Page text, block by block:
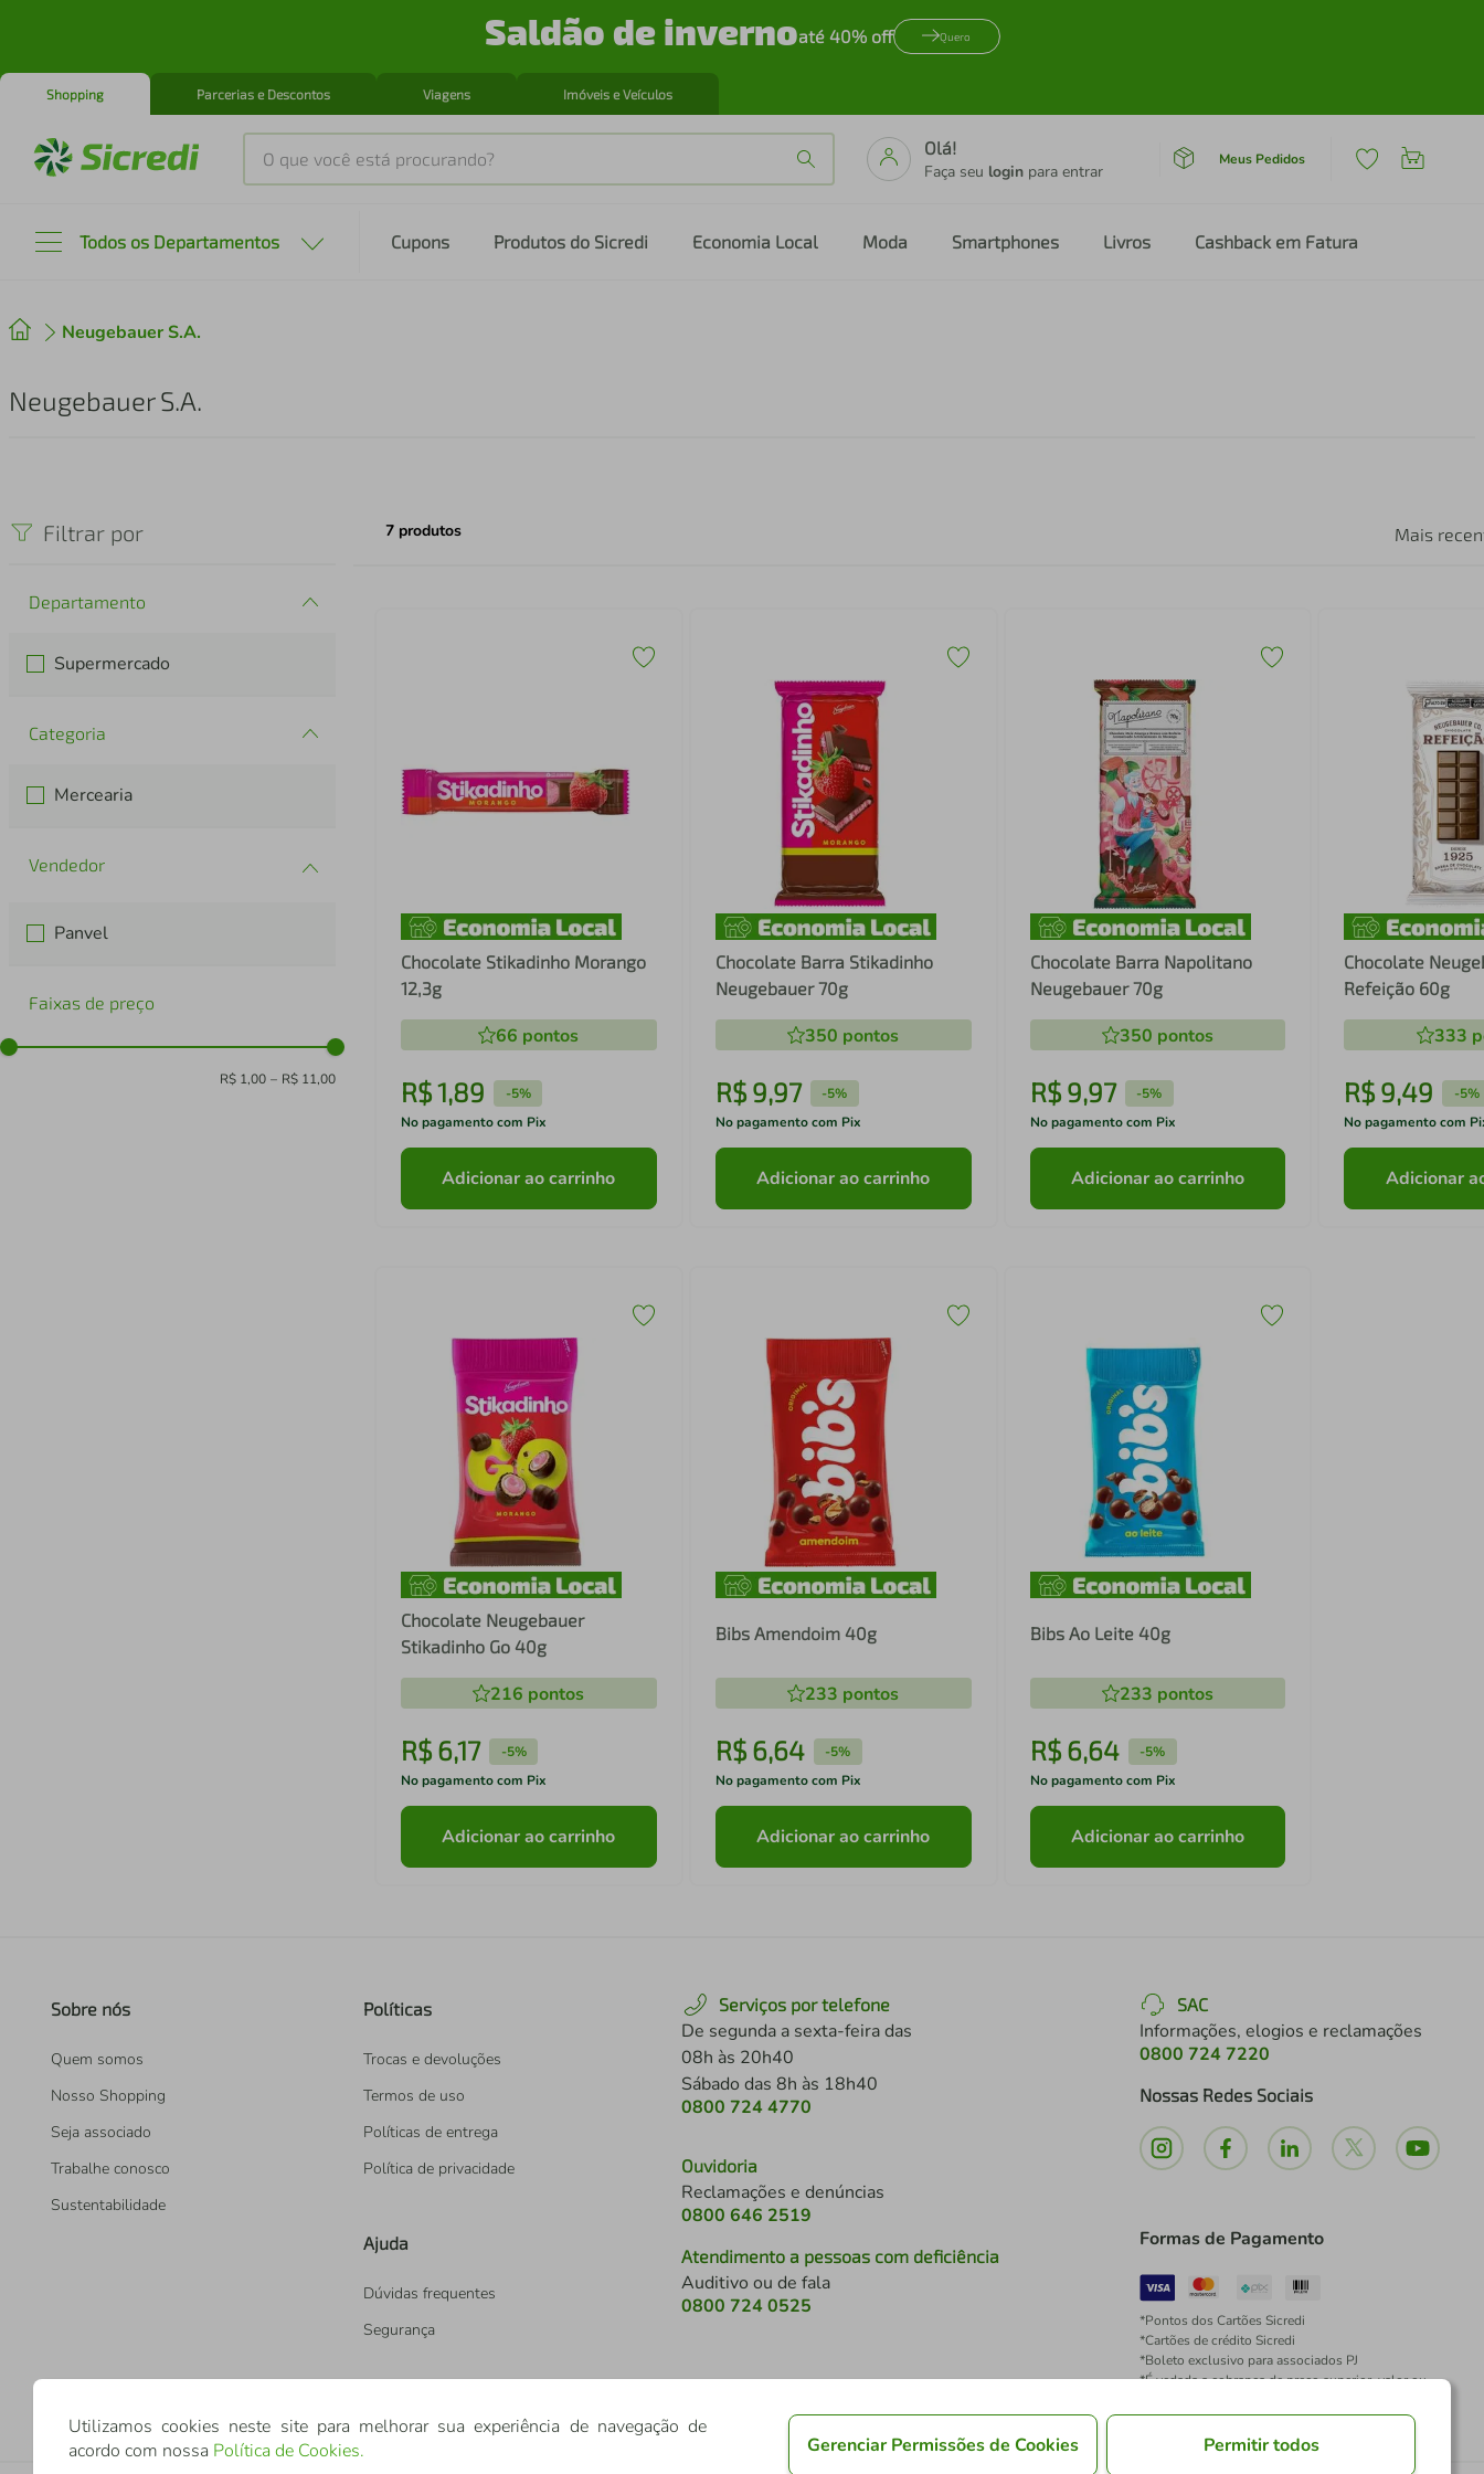
Saldão de invernoaté 40% off Quero
Shopping Parcerias e Descontos Viagens Imóveis e Veículos
O que você está procurando?
Olá!
Faça seu login para entrar
Meus Pedidos
Todos os Departamentos Cupons Produtos do Sicredi Economia Local Moda Smartphones Livros Cashback em Fatura
Neugebauer S.A.
Neugebauer S.A.
Filtrar por
Departamento
Supermercado
Categoria
Mercearia
Panvel
Faixas de preço
R$ 1,00 – R$ 11,00
7 produtos Mais
Chocolate Stikadinho Morango
12,3g
66 pontos
R$1,89 -5%
No pagamento com Pix
Adicionar ao carrinho
Chocolate Barra Stikadinho
Neugebauer 70g
350 pontos
R$ 9,97 -5%
No pagamento com Pix
Adicionar ao carrinho
Chocolate Barra Napolitano
Neugebauer 70g
350 pontos
R$ 9,97 -5%
No pagamento com Pix
Adicionar ao carrinho
Chocolate
Refeição 60g
333
R$9,49 -5%
No pagamento com
Adicionar
Chocolate Neugebauer
Stikadinho Go 40g
216 pontos
R$ 6,17 -5%
No pagamento com Pix
Adicionar ao carrinho
Bibs Amendoim 40g
233 pontos
R$ 6,64 -5%
No pagamento com Pix
Adicionar ao carrinho
Bibs Ao Leite 40g
233 pontos
R$ 6,64 -5%
No pagamento com Pix
Adicionar ao carrinho
Sobre nós
Quem somos
Nosso Shopping
Seja associado
Trabalhe conosco
Sustentabilidade
Políticas
Trocas e devoluções
Termos de uso
Políticas de entrega
Política de privacidade
Ajuda
Dúvidas frequentes
Segurança
Serviços por telefone
De segunda a sexta-feira das
08h às 20h40
Sábado das 8h às 18h40
0800 724 4770
Ouvidoria
Reclamações e denúncias
0800 646 2519
Atendimento a pessoas com deficiência
Auditivo ou de fala
0800 724 0525
SAC
Informações, elogios e reclamações
0800 724 7220
Nossas Redes Sociais
Formas de Pagamento
*Pontos dos Cartões Sicredi
*Cartões de crédito Sicredi
*Boleto exclusivo para associados PJ
*É vedada a cobrança de preço superior, valor ou
Pix à vista.
Utilizamos cookies neste site para melhorar sua experiência de navegação de
acordo com nossa Política de Cookies. Gerenciar Permissões de Cookies Permitir todos